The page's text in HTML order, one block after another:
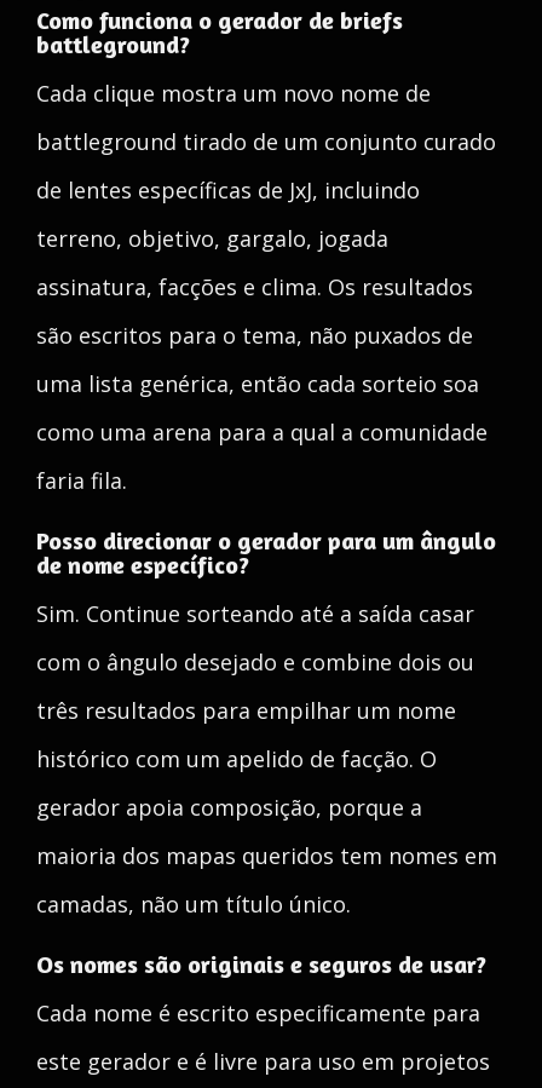
Como funciona o gerador de briefs
battleground?
Cada clique mostra um novo nome de
battleground tirado de um conjunto curado
de lentes específicas de JxJ, incluindo
terreno, objetivo, gargalo, jogada
assinatura, facções e clima. Os resultados
são escritos para o tema, não puxados de
uma lista genérica, então cada sorteio soa
como uma arena para a qual a comunidade
faria fila.
Posso direcionar o gerador para um ângulo
de nome específico?
Sim. Continue sorteando até a saída casar
com o ângulo desejado e combine dois ou
três resultados para empilhar um nome
histórico com um apelido de facção. O
gerador apoia composição, porque a
maioria dos mapas queridos tem nomes em
camadas, não um título único.
Os nomes são originais e seguros de usar?
Cada nome é escrito especificamente para
este gerador e é livre para uso em projetos